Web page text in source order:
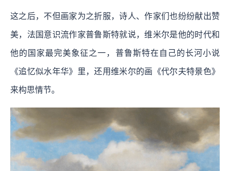
这之后，不但画家为之折服，诗人、作家们也纷纷献出赞
美，法国意识流作家普鲁斯特就说，维米尔是他的时代和
他的国家最完美象征之一，普鲁斯特在自己的长河小说
《追忆似水年华》里，还用维米尔的画《代尔夫特景色》
来构思情节。